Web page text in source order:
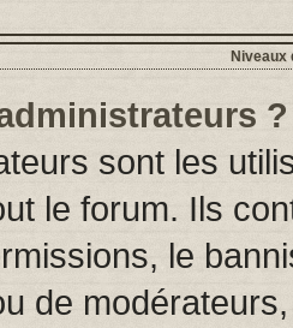
Niveaux
?
sont les
le forum. Ils
le
de